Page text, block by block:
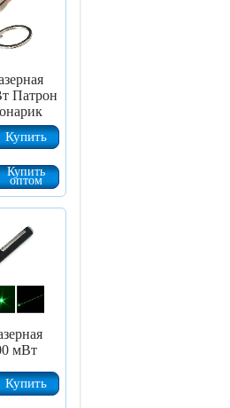
Патрон
Купить
Купить
оптом
мВт
Купить